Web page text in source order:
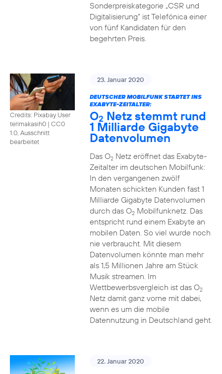
Sonderpreiskategorie „CSR und
Digitalisierung“ ist Telefónica einer
von fünf Kandidaten für den
begehrten Preis.
Credits: Pixabay User
terimakasih0 | CC0
1.0, Ausschnitt
bearbeitet
23. Januar 2020
DEUTSCHER MOBILFUNK STARTET INS
EXABYTE-ZEITALTER:
O2 Netz stemmt rund
1 Milliarde Gigabyte
Datenvolumen
Das O2Netz eröffnet das Exabyte-
Zeitalter im deutschen Mobilfunk:
In den vergangenen zwölf
Monaten schickten Kunden fast 1
Milliarde Gigabyte Datenvolumen
durch das O2Mobilfunknetz. Das
entspricht rund einem Exabyte an
mobilen Daten. So viel wurde noch
nie verbraucht. Mit diesem
Datenvolumen könnte man mehr
als 1,5 Millionen Jahre am Stück
Musik streamen. Im
Wettbewerbsvergleich ist das O2
Netz damit ganz vorne mit dabei,
wenn es um die mobile
Datennutzung in Deutschland geht.
22. Januar 2020